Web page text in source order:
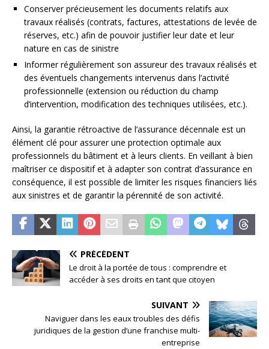
Conserver précieusement les documents relatifs aux
travaux réalisés (contrats, factures, attestations de levée de
réserves, etc.) afin de pouvoir justifier leur date et leur
nature en cas de sinistre
Informer régulièrement son assureur des travaux réalisés et
des éventuels changements intervenus dans l’activité
professionnelle (extension ou réduction du champ
d’intervention, modification des techniques utilisées, etc.).
Ainsi, la garantie rétroactive de l’assurance décennale est un
élément clé pour assurer une protection optimale aux
professionnels du bâtiment et à leurs clients. En veillant à bien
maîtriser ce dispositif et à adapter son contrat d’assurance en
conséquence, il est possible de limiter les risques financiers liés
aux sinistres et de garantir la pérennité de son activité.
PRÉCÉDENT
Le droit à la portée de tous : comprendre et
accéder à ses droits en tant que citoyen
SUIVANT
Naviguer dans les eaux troubles des défis
juridiques de la gestion d’une franchise multi-
entreprise